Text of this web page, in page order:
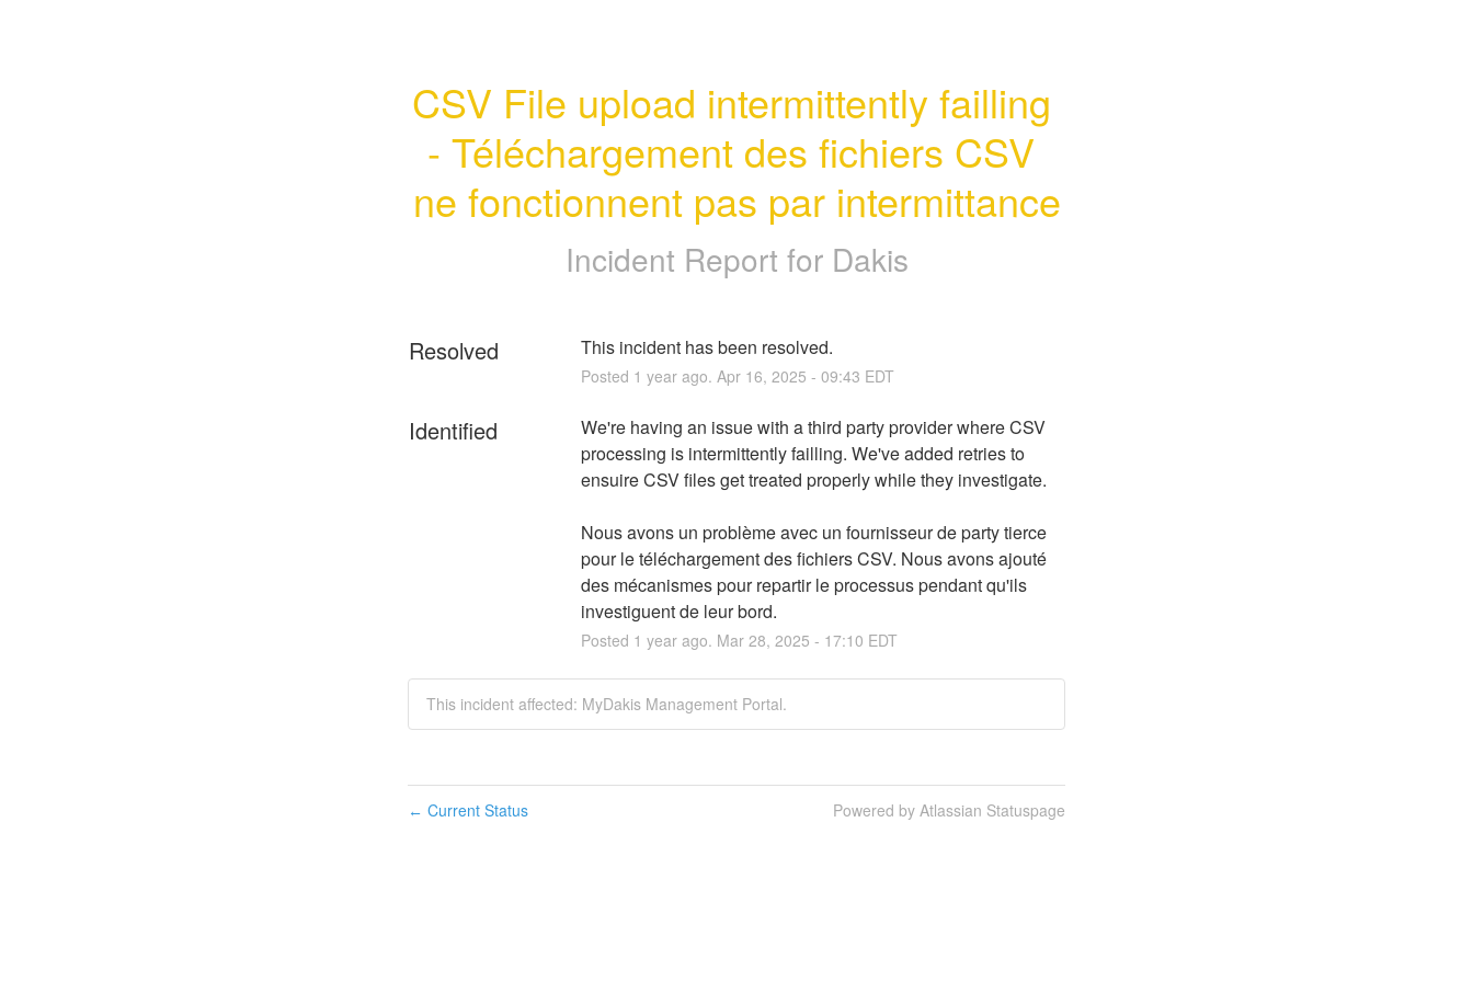
CSV File upload intermittently failling
- Téléchargement des fichiers CSV
ne fonctionnent pas par intermittance
Incident Report for Dakis
Resolved This incident has been resolved.
Posted 1 year ago. Apr 16, 2025 - 09:43 EDT
Identified
We're having an issue with a third party provider where CSV
processing is intermittently failling. We've added retries to
ensuire CSV files get treated properly while they investigate.
Nous avons un problème avec un fournisseur de party tierce
pour le téléchargement des fichiers CSV. Nous avons ajouté
des mécanismes pour repartir le processus pendant qu'ils
investiguent de leur bord.
Posted 1 year ago. Mar 28, 2025 - 17:10 EDT
This incident affected: MyDakis Management Portal.
← Current Status Powered by Atlassian Statuspage